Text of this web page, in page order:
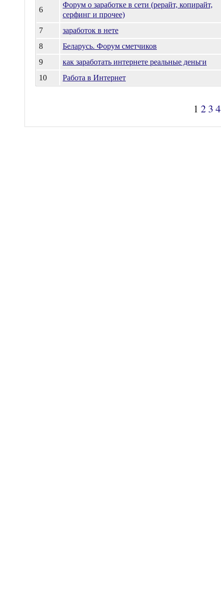
6
Форум о заработке в сети (рерайт, копирайт,
серфинг и прочее)
7
заработок в нете
8
Беларусь. Форум сметчиков
9
как заработать интернете реальные деньги
10
Работа в Интернет
1 2 3 4